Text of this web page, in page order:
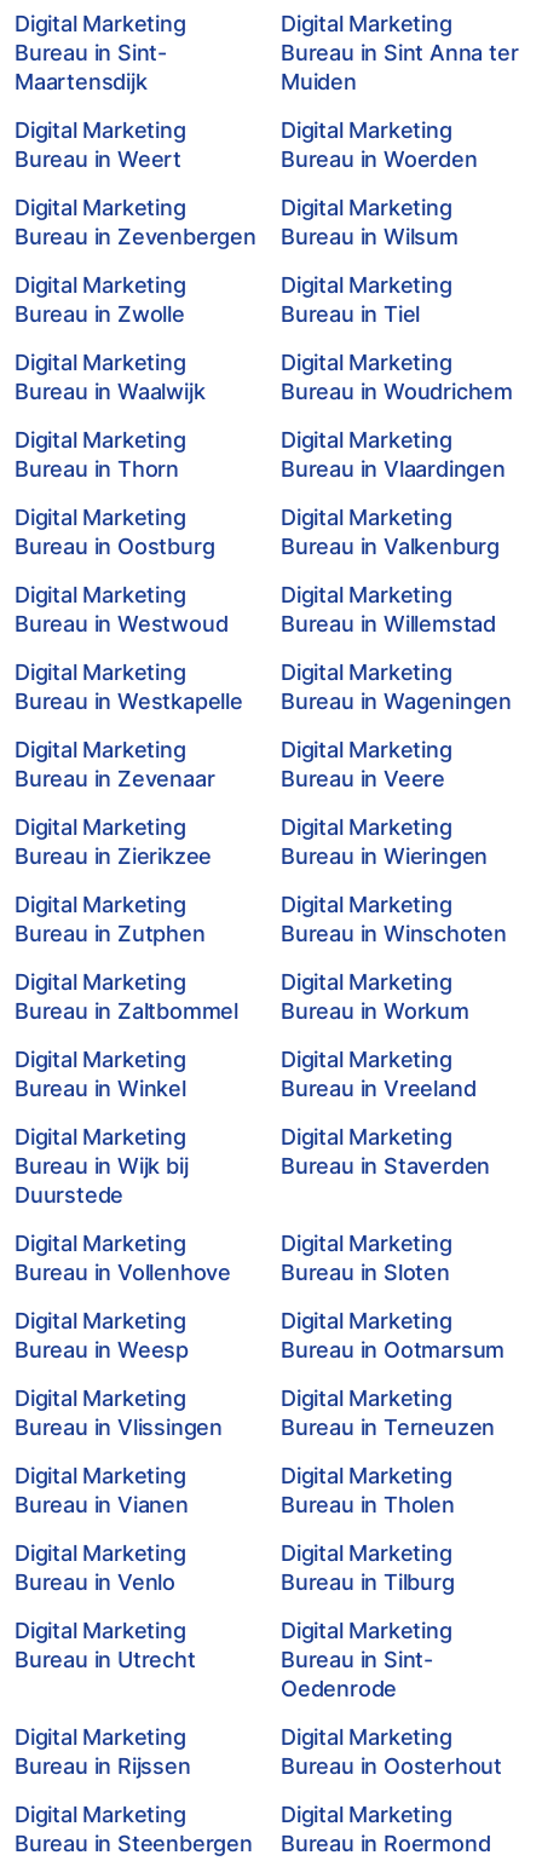
Digital Marketing
Bureau in Sint-
Maartensdijk
Digital Marketing
Bureau in Sint Anna ter
Muiden
Digital Marketing
Bureau in Weert
Digital Marketing
Bureau in Woerden
Digital Marketing
Bureau in Zevenbergen
Digital Marketing
Bureau in Wilsum
Digital Marketing
Bureau in Zwolle
Digital Marketing
Bureau in Tiel
Digital Marketing
Bureau in Waalwijk
Digital Marketing
Bureau in Woudrichem
Digital Marketing
Bureau in Thorn
Digital Marketing
Bureau in Vlaardingen
Digital Marketing
Bureau in Oostburg
Digital Marketing
Bureau in Valkenburg
Digital Marketing
Bureau in Westwoud
Digital Marketing
Bureau in Willemstad
Digital Marketing
Bureau in Westkapelle
Digital Marketing
Bureau in Wageningen
Digital Marketing
Bureau in Zevenaar
Digital Marketing
Bureau in Veere
Digital Marketing
Bureau in Zierikzee
Digital Marketing
Bureau in Wieringen
Digital Marketing
Bureau in Zutphen
Digital Marketing
Bureau in Winschoten
Digital Marketing
Bureau in Zaltbommel
Digital Marketing
Bureau in Workum
Digital Marketing
Bureau in Winkel
Digital Marketing
Bureau in Vreeland
Digital Marketing
Bureau in Wijk bij
Duurstede
Digital Marketing
Bureau in Staverden
Digital Marketing
Bureau in Vollenhove
Digital Marketing
Bureau in Sloten
Digital Marketing
Bureau in Weesp
Digital Marketing
Bureau in Ootmarsum
Digital Marketing
Bureau in Vlissingen
Digital Marketing
Bureau in Terneuzen
Digital Marketing
Bureau in Vianen
Digital Marketing
Bureau in Tholen
Digital Marketing
Bureau in Venlo
Digital Marketing
Bureau in Tilburg
Digital Marketing
Bureau in Utrecht
Digital Marketing
Bureau in Sint-
Oedenrode
Digital Marketing
Bureau in Rijssen
Digital Marketing
Bureau in Oosterhout
Digital Marketing
Bureau in Steenbergen
Digital Marketing
Bureau in Roermond